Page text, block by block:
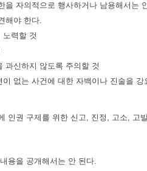
자의적으로 행사하거나 남용해서는
해야 한다.
력할 것
과신하지 않도록 주의할 것
없는 사건에 대한 자백이나 진술을 강
인권 구제를 위한 신고, 진정, 고소, 고
용을 공개해서는 안 된다.